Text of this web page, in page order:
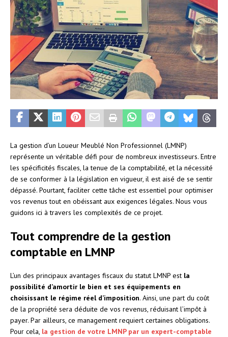
La gestion d’un Loueur Meublé Non Professionnel (LMNP)
représente un véritable défi pour de nombreux investisseurs. Entre
les spécificités fiscales, la tenue de la comptabilité, et la nécessité
de se conformer à la législation en vigueur, il est aisé de se sentir
dépassé. Pourtant, faciliter cette tâche est essentiel pour optimiser
vos revenus tout en obéissant aux exigences légales. Nous vous
guidons ici à travers les complexités de ce projet.
Tout comprendre de la gestion
comptable en LMNP
L’un des principaux avantages fiscaux du statut LMNP est la
possibilité d’amortir le bien et ses équipements en
choisissant le régime réel d’imposition. Ainsi, une part du coût
de la propriété sera déduite de vos revenus, réduisant l’impôt à
payer. Par ailleurs, ce management requiert certaines obligations.
Pour cela, la gestion de votre LMNP par un expert-comptable